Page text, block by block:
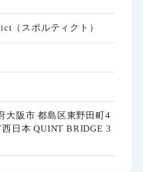
（スポルティクト）
阪市 都島区東野田町4
日本 QUINT BRIDGE 3